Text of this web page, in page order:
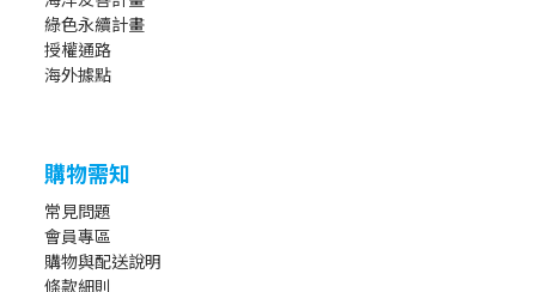
綠色永續計畫
授權通路
海外據點
購物需知
常見問題
會員專區
購物與配送說明
條款細則